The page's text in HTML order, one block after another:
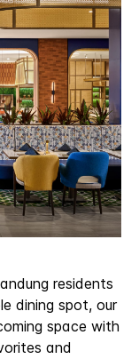
residents
dining spot, our
space with
and